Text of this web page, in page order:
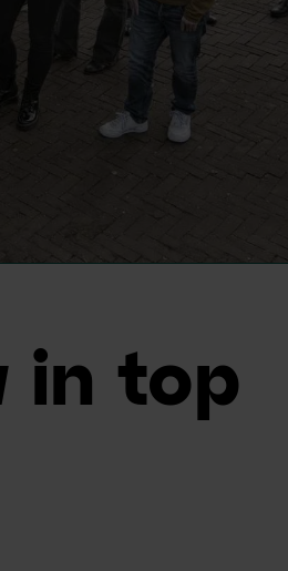
in top